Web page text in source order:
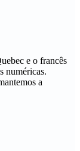
e o francês
numéricas.
a